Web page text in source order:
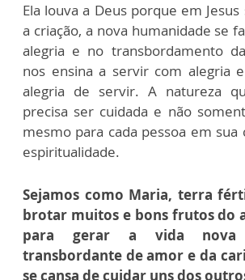
Ela louva a Deus porque em
a criação, a nova humanidade se
alegria e no transbordamento
nos ensina a servir com alegria
alegria de servir. A natureza
precisa ser cuidada e não
mesmo para cada pessoa em sua
espiritualidade.
Sejamos como Maria, terra
brotar muitos e bons frutos do
para gerar a vida nova
transbordante de amor e da
se cansa de cuidar uns dos